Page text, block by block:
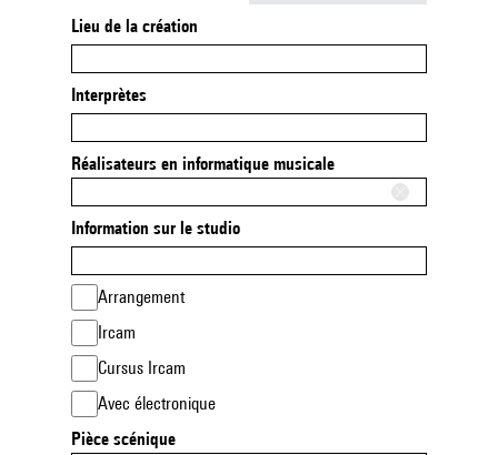
Lieu de la création
Interprètes
Réalisateurs en informatique musicale
Information sur le studio
Arrangement
Ircam
Cursus Ircam
Avec électronique
Pièce scénique